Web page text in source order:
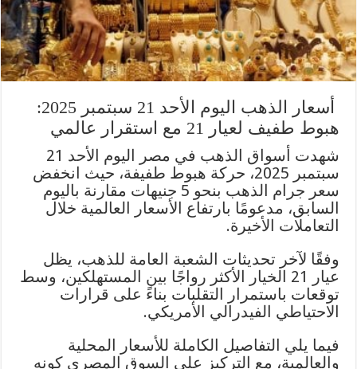
أسعار الذهب اليوم الأحد 21 سبتمبر 2025:
هبوط طفيف لعيار 21 مع استقرار عالمي
شهدت أسواق الذهب في مصر اليوم الأحد 21
سبتمبر 2025، حركة هبوط طفيفة، حيث انخفض
سعر جرام الذهب بنحو 5 جنيهات مقارنة باليوم
السابق، مدعومًا بارتفاع الأسعار العالمية خلال
التعاملات الأخيرة.
وفقًا لآخر تحديثات الشعبة العامة للذهب، يظل
عيار 21 الخيار الأكثر رواجًا بين المستهلكين، وسط
توقعات باستمرار التقلبات بناءً على قرارات
الاحتياطي الفيدرالي الأمريكي.
فيما يلي التفاصيل الكاملة للأسعار المحلية
والعالمية، مع التركيز على السوق المصري كونه